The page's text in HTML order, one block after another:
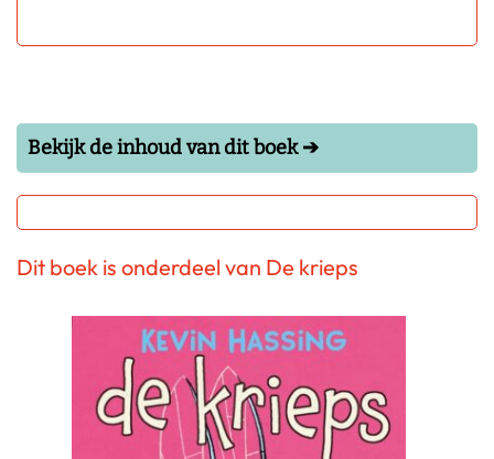
Bekijk de inhoud van dit boek ➔
Dit boek is onderdeel van De krieps